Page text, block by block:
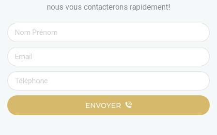
nous vous contacterons rapidement!
ENVOYER